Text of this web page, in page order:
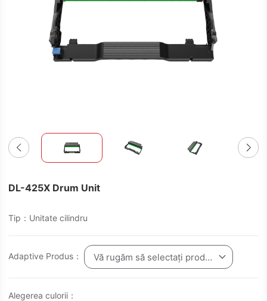
DL-425X Drum Unit
Tip：Unitate cilindru
Adaptive Produs： Vă rugăm să selectați produsul
Alegerea culorii：